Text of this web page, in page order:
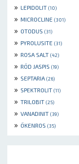
» LEPIDOLIT (10)
» MICROCLINE (301)
» OTODUS (31)
» PYROLUSITE (31)
» ROSA SALT (42)
» RÖD JASPIS (19)
» SEPTARIA (26)
» SPEKTROLIT (11)
» TRILOBIT (25)
» VANADINIT (39)
» ÖKENROS (35)